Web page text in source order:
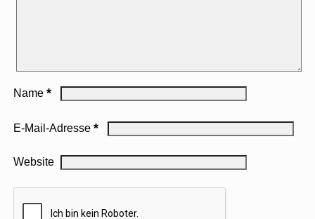
Name *
E-Mail-Adresse *
Website